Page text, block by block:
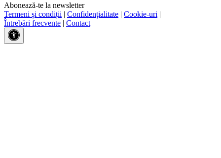
Abonează-te la newsletter
Termeni și condiții | Confidențialitate | Cookie-uri |
Întrebări frecvente | Contact